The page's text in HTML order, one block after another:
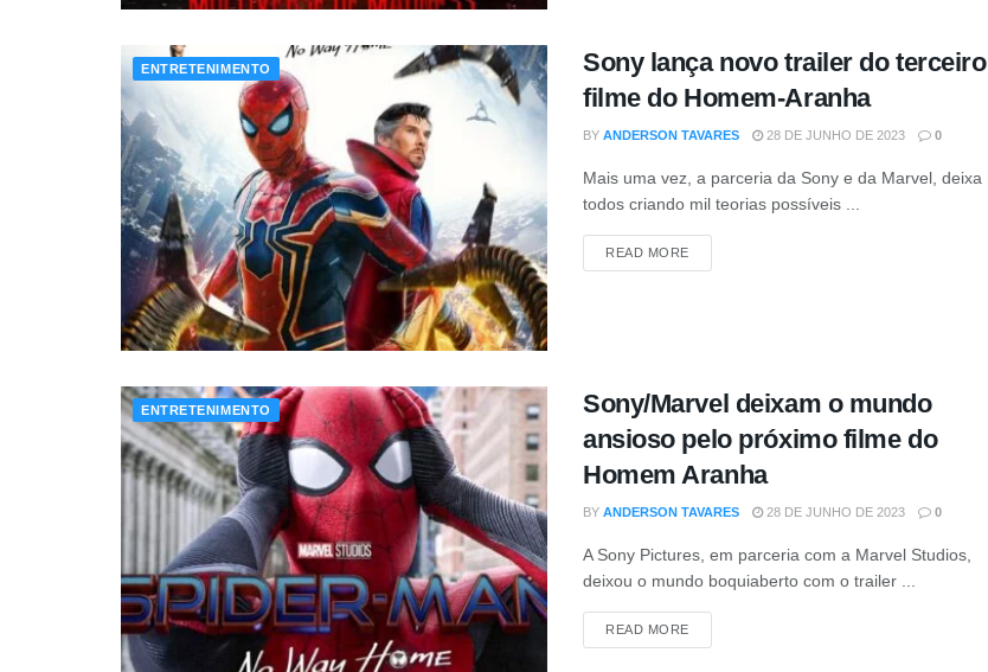
ENTRETENIMENTO
Sony lança novo trailer do terceiro
filme do Homem-Aranha
BY ANDERSON TAVARES 28 DE JUNHO DE 2023 0
Mais uma vez, a parceria da Sony e da Marvel, deixa
todos criando mil teorias possíveis ...
READ MORE
ENTRETENIMENTO
Sony/Marvel deixam o mundo
ansioso pelo próximo filme do
Homem Aranha
BY ANDERSON TAVARES 28 DE JUNHO DE 2023 0
A Sony Pictures, em parceria com a Marvel Studios,
deixou o mundo boquiaberto com o trailer ...
READ MORE